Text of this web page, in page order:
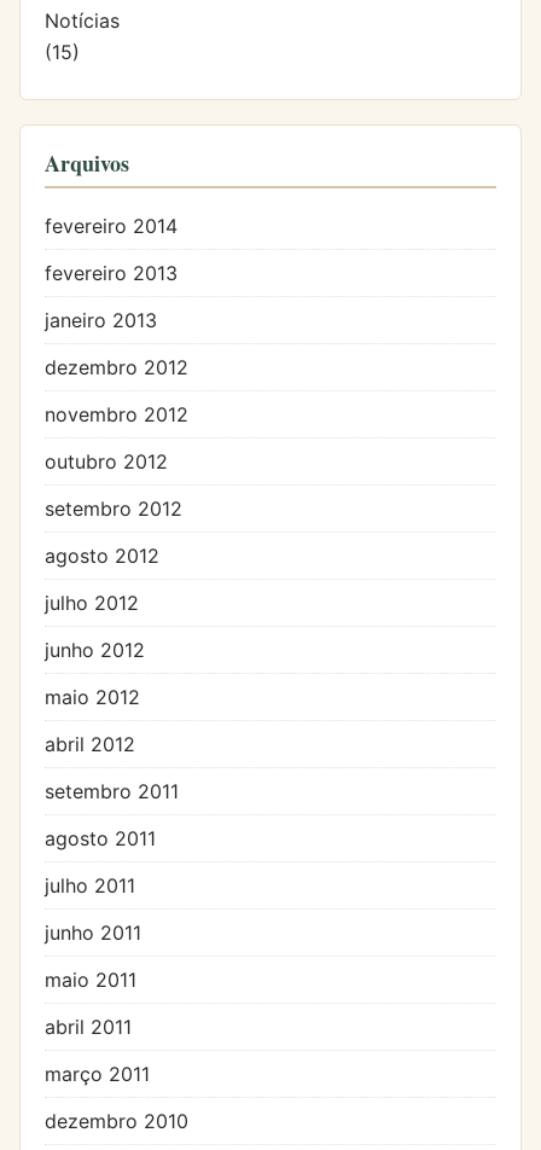
Notícias
(15)
Arquivos
fevereiro 2014
fevereiro 2013
janeiro 2013
dezembro 2012
novembro 2012
outubro 2012
setembro 2012
agosto 2012
julho 2012
junho 2012
maio 2012
abril 2012
setembro 2011
agosto 2011
julho 2011
junho 2011
maio 2011
abril 2011
março 2011
dezembro 2010